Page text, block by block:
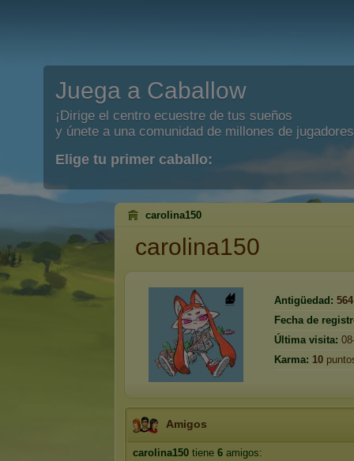
Juega a Caballow
¡Dirige el centro ecuestre de tus sueños
y únete a una comunidad de millones de
Elige tu primer caballo:
carolina150
carolina150
Antigüedad: 564
Fecha de
Última visita:
Karma: 10
Amigos
carolina150 tiene 6 amigos: